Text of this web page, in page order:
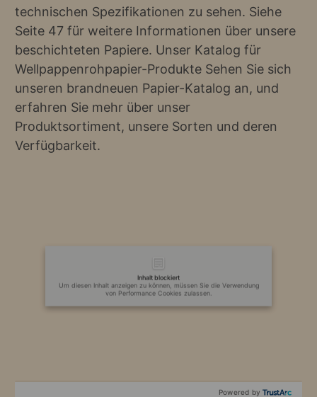
technischen Spezifikationen zu sehen. Siehe
Seite 47 für weitere Informationen über unsere
beschichteten Papiere. Unser Katalog für
Wellpappenrohpapier-Produkte Sehen Sie sich
unseren brandneuen Papier-Katalog an, und
erfahren Sie mehr über unser
Produktsortiment, unsere Sorten und deren
Verfügbarkeit.
Inhalt blockiert
Um diesen Inhalt anzeigen zu können, müssen Sie die Verwendung
von Performance Cookies zulassen.
Powered by